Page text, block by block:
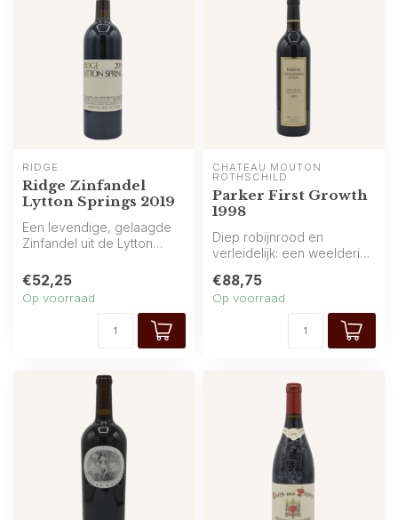
RIDGE
Ridge Zinfandel
Lytton Springs 2019
Een levendige, gelaagde
Zinfandel uit de Lytton
rijpe bes...
€52,25
Op voorraad
CHÂTEAU MOUTON
ROTHSCHILD
Parker First Growth
1998
Diep robijnrood en
verleidelijk: een weelderige
van z...
€88,75
Op voorraad